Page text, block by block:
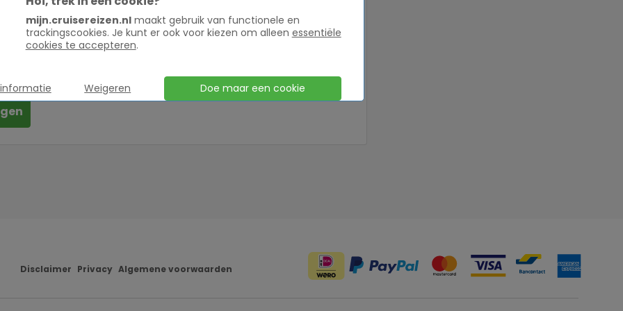
mijn.cruisereizen.nlmaakt gebruik van functionele en
trackingscookies. Je kunt er ook voor kiezen om alleen essentiële
cookies te accepteren.
Weigeren Doe maar een cookie
Disclaimer Privacy Algemene voorwaarden